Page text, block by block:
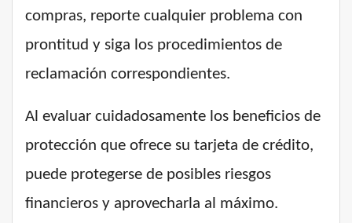
compras, reporte cualquier problema con
prontitud y siga los procedimientos de
reclamación correspondientes.
Al evaluar cuidadosamente los beneficios de
protección que ofrece su tarjeta de crédito,
puede protegerse de posibles riesgos
financieros y aprovecharla al máximo.